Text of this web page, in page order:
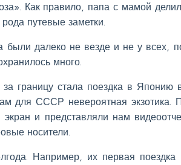
Как правило, папа с мамой
путевые заметки.
были далеко не везде и не у всех,
много.
границу стала поездка в Японию
для СССР невероятная экзотика.
и представляли нам
носители.
Например, их первая